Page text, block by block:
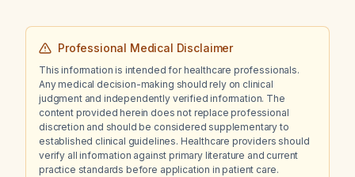
Professional Medical Disclaimer
This information is intended for healthcare professionals.
Any medical decision-making should rely on clinical
judgment and independently verified information. The
content provided herein does not replace professional
discretion and should be considered supplementary to
established clinical guidelines. Healthcare providers should
verify all information against primary literature and current
practice standards before application in patient care.